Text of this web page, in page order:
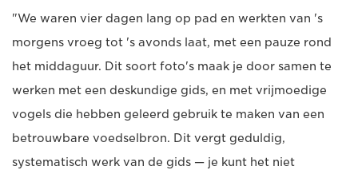
"We waren vier dagen lang op pad en werkten van 's
morgens vroeg tot 's avonds laat, met een pauze rond
het middaguur. Dit soort foto's maak je door samen te
werken met een deskundige gids, en met vrijmoedige
vogels die hebben geleerd gebruik te maken van een
betrouwbare voedselbron. Dit vergt geduldig,
systematisch werk van de gids — je kunt het niet